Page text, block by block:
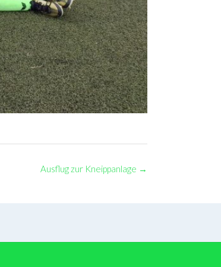
Ausflug zur Kneippanlage →